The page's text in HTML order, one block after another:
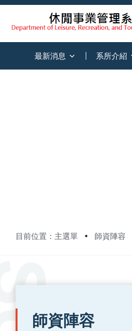
最新消息 系所介紹
目前位置：主選單 師資陣容
:::
師資陣容